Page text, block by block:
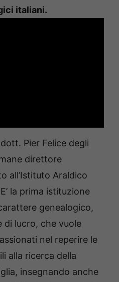
italiani.
Pier Felice degli
direttore
all’Istituto Araldico
la prima istituzione
genealogico,
lucro, che vuole
nel reperire le
alla ricerca della
insegnando anche